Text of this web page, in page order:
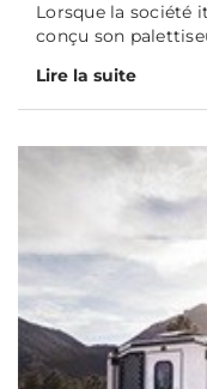
Lorsque la société
conçu son
Lire la suite